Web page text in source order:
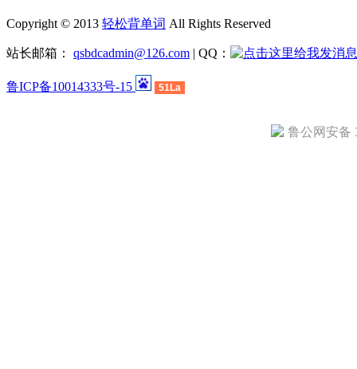
Copyright © 2013 轻松背单词 All Rights Reserved
站长邮箱： qsbdcadmin@126.com | QQ：
鲁ICP备10014333号-15 51La
鲁公网安备